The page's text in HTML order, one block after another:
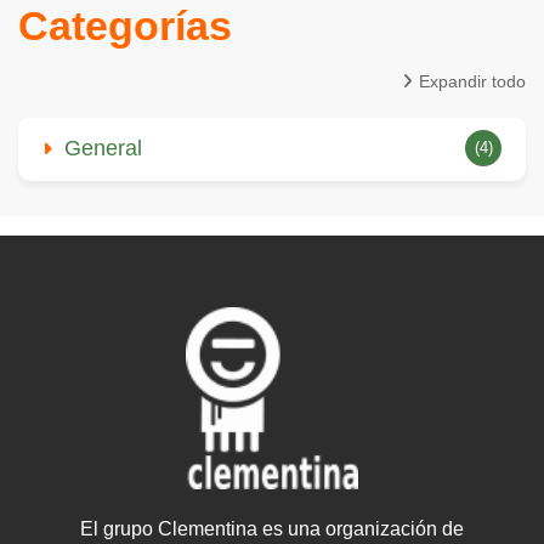
Categorías
Expandir todo
General (4)
El grupo Clementina es una organización de